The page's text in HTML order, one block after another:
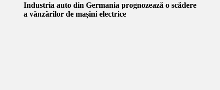
Industria auto din Germania prognozează o scădere
a vânzărilor de mașini electrice